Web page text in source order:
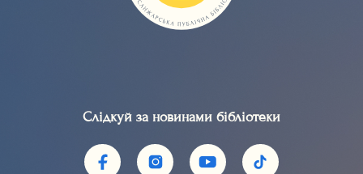
Слідкуй за новинами бібліотеки​